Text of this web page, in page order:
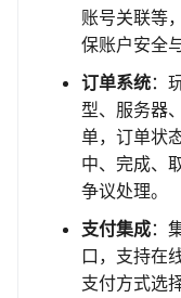
账号关联等
保账户安全
订单系统：
型、服务器
单，订单状
中、完成、
争议处理。
支付集成：
口，支持在
支付方式选